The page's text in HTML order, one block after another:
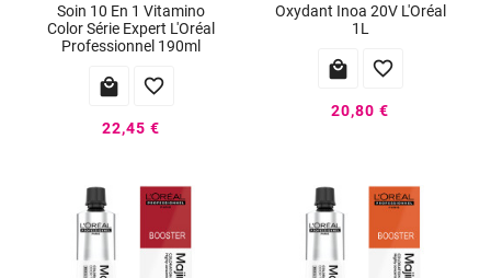
Soin 10 En 1 Vitamino
Color Série Expert L'Oréal
Professionnel 190ml
 
22,45 €
Oxydant Inoa 20V L'Oréal
1L
 
20,80 €